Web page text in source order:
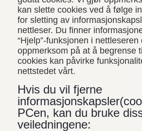
kan slette cookies ved å følge
for sletting av
nettleser. Du finner
“Hjelp”-funksjonen i
oppmerksom på at å begrense
cookies kan påvirke
nettstedet vårt.
Hvis du vil fjerne
PCen, kan du bruke
veiledningene: